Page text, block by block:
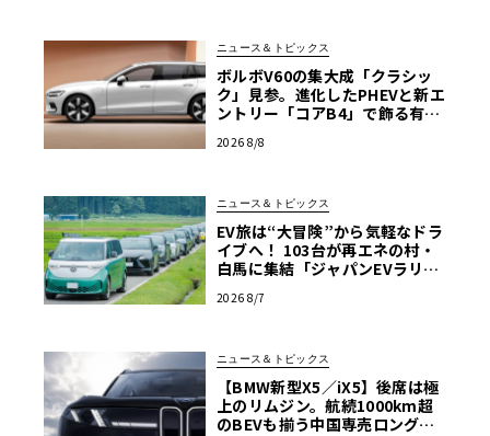
ニュース＆トピックス
ボルボV60の集大成「クラシッ
ク」見参。進化したPHEVと新エ
ントリー「コアB4」で飾る有終
2026 8/8
ニュース＆トピックス
EV旅は“大冒険”から気軽なドラ
イブへ！ 103台が再エネの村・
白馬に集結「ジャパンEVラリー
2026 8/7
ニュース＆トピックス
【BMW新型X5／iX5】後席は極
上のリムジン。航続1000km超
のBEVも揃う中国専売ロング仕